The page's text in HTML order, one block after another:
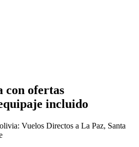
con ofertas
incluido
Vuelos Directos a La Paz, Santa